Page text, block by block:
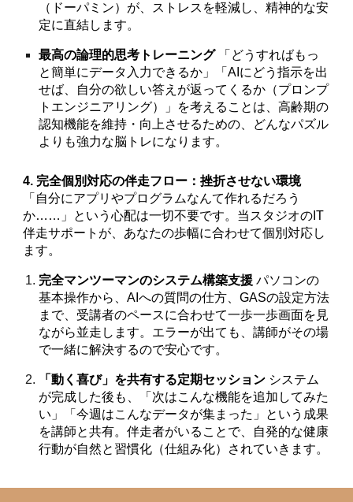
（ドーパミン）が、ストレスを軽減し、精神的な安
定に直結します。
最高の論理的思考トレーニング「どうすればもっ
と簡単にデータ入力できるか」「AIにどう指示を出
せば、自分の欲しい答えが返ってくるか（プロンプ
トエンジニアリング）」を考えることは、高齢期の
認知機能を維持・向上させるための、どんなパズル
よりも強力な脳トレになります。
4. 完全個別対応の伴走フロー：挫折させない環境
「自分にアプリやプログラムなんて作れるだろう
か……」という心配は一切不要です。当スタジオのIT
伴走サポートが、あなたの歩幅に合わせて個別対応し
ます。
完全マンツーマンのシステム構築支援 パソコンの
基本操作から、AIへの質問の仕方、GASの設定方法
まで、受講者のペースに合わせて一歩一歩画面を見
ながら並走します。エラーが出ても、講師がその場
で一緒に解決するので安心です。
「動く喜び」を共有する定期セッション システム
が完成した後も、「次はこんな機能を追加してみた
い」「今週はこんなデータが集まった」という成果
を講師と共有。伴走者がいることで、自発的な健康
行動が自然と習慣化（仕組み化）されていきます。